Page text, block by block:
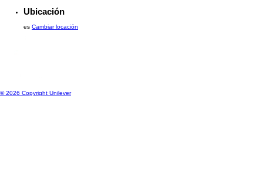
Ubicación
es Cambiar locación
© 2026 Copyright Unilever